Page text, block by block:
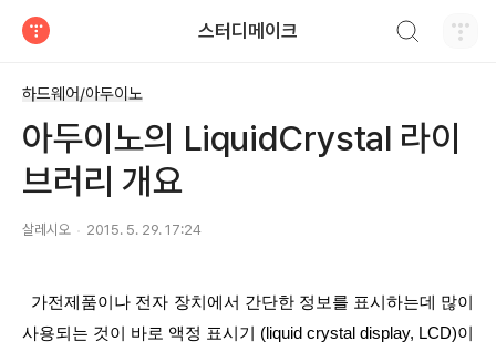
스터디메이크
하드웨어/아두이노
아두이노의 LiquidCrystal 라이
브러리 개요
살레시오 2015. 5. 29. 17:24
사용되는 것이 바로 액정 표시기 (liquid crystal display, LCD)이